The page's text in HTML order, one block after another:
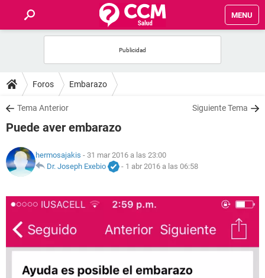
MENU
FOROS
SALUD
NUTRICIÓN
BIENESTAR
SEXUALIDAD
Foros Embarazo
Tema Anterior Siguiente Tema
Puede aver embarazo
hermosajakis - 31 mar 2016 a las 23:00
Dr. Joseph Exebio
- 1 abr 2016 a las 06:58